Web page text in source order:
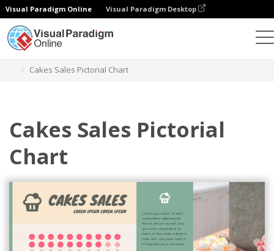
Visual Paradigm Online Visual Paradigm Desktop
Cakes Sales Pictorial Chart
Cakes Sales Pictorial
Chart